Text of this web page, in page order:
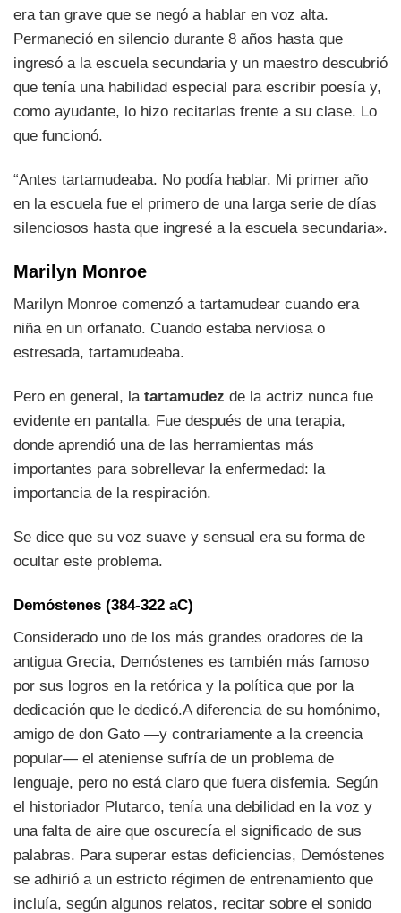
era tan grave que se negó a hablar en voz alta.
Permaneció en silencio durante 8 años hasta que
ingresó a la escuela secundaria y un maestro descubrió
que tenía una habilidad especial para escribir poesía y,
como ayudante, lo hizo recitarlas frente a su clase. Lo
que funcionó.
“Antes tartamudeaba. No podía hablar. Mi primer año
en la escuela fue el primero de una larga serie de días
silenciosos hasta que ingresé a la escuela secundaria».
Marilyn Monroe
Marilyn Monroe comenzó a tartamudear cuando era
niña en un orfanato. Cuando estaba nerviosa o
estresada, tartamudeaba.
Pero en general, la tartamudez de la actriz nunca fue
evidente en pantalla. Fue después de una terapia,
donde aprendió una de las herramientas más
importantes para sobrellevar la enfermedad: la
importancia de la respiración.
Se dice que su voz suave y sensual era su forma de
ocultar este problema.
Demóstenes (384-322 aC)
Considerado uno de los más grandes oradores de la
antigua Grecia, Demóstenes es también más famoso
por sus logros en la retórica y la política que por la
dedicación que le dedicó.A diferencia de su homónimo,
amigo de don Gato —y contrariamente a la creencia
popular— el ateniense sufría de un problema de
lenguaje, pero no está claro que fuera disfemia. Según
el historiador Plutarco, tenía una debilidad en la voz y
una falta de aire que oscurecía el significado de sus
palabras. Para superar estas deficiencias, Demóstenes
se adhirió a un estricto régimen de entrenamiento que
incluía, según algunos relatos, recitar sobre el sonido